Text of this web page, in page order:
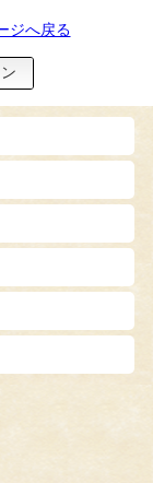
ジへ戻る